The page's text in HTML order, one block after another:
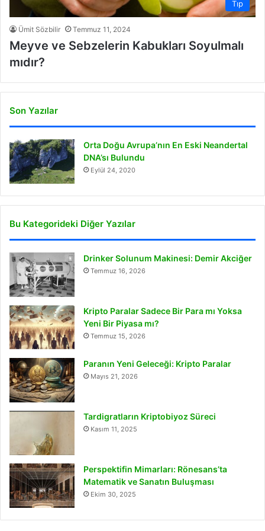
Tıp
Ümit Sözbilir Temmuz 11, 2024
Meyve ve Sebzelerin Kabukları Soyulmalı
mıdır?
Son Yazılar
Orta Doğu Avrupa’nın En Eski Neandertal
DNA’sı Bulundu
Eylül 24, 2020
Bu Kategorideki Diğer Yazılar
Drinker Solunum Makinesi: Demir Akciğer
Temmuz 16, 2026
Kripto Paralar Sadece Bir Para mı Yoksa
Yeni Bir Piyasa mı?
Temmuz 15, 2026
Paranın Yeni Geleceği: Kripto Paralar
Mayıs 21, 2026
Tardigratların Kriptobiyoz Süreci
Kasım 11, 2025
Perspektifin Mimarları: Rönesans’ta
Matematik ve Sanatın Buluşması
Ekim 30, 2025